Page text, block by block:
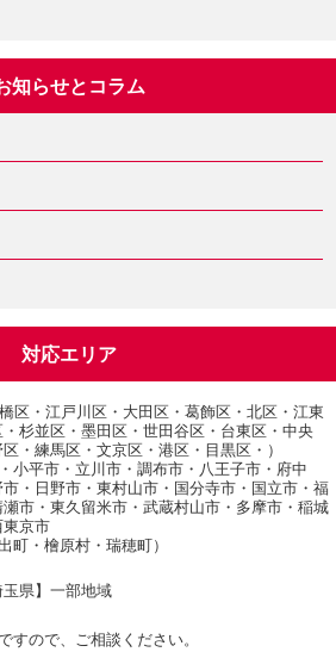
知らせとコラム
対応エリア
区・江戸川区・大田区・葛飾区・北区・江東
杉並区・墨田区・世田谷区・台東区・中央
・練馬区・文京区・港区・目黒区・）
小平市・立川市・調布市・八王子市・府中
・日野市・東村山市・国分寺市・国立市・福
市・東久留米市・武蔵村山市・多摩市・稲城
京市
町・檜原村・瑞穂町）
玉県】一部地域
ので、ご相談ください。